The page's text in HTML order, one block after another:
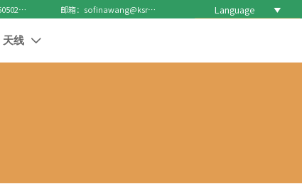
电话 : +8615050271688 邮箱：sofinawang@ksrcd.com Language 
天线 